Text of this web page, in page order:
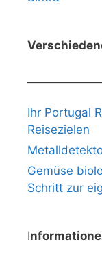
Ihr Portugal
Reisezielen
Gemüse
Schritt zur
I